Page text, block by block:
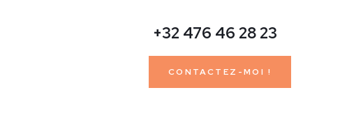
+32 476 46 28 23
CONTACTEZ-MOI !